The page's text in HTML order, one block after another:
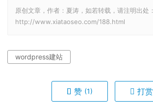
原创文章，作者：夏涛，如若转载，请注明出处：
http://www.xiataoseo.com/188.html
wordpress建站
赞 (1) 打赏